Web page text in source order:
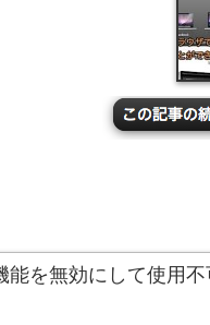
を無効にして使用